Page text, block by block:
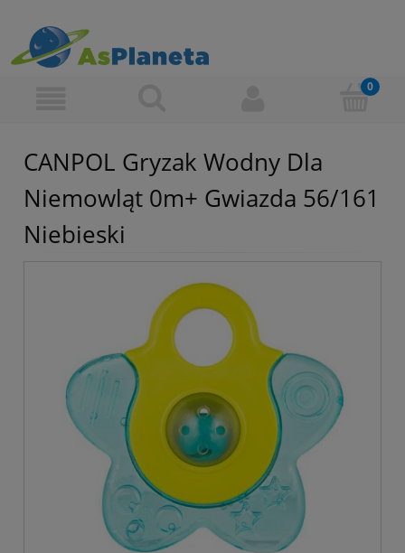
CANPOL Gryzak Wodny Dla
Niemowląt 0m+ Gwiazda 56/161
Niebieski